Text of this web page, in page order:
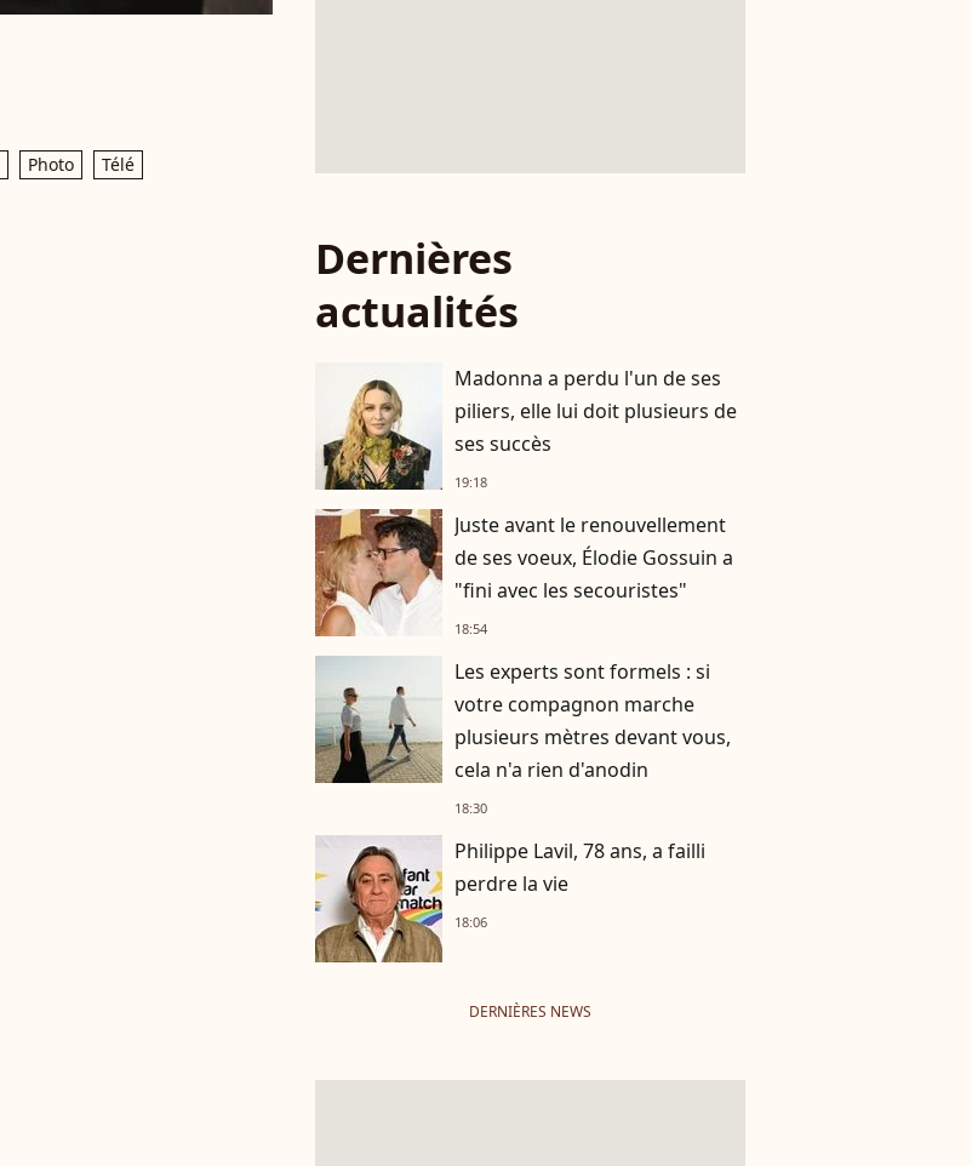
Photo
Télé
Dernières
actualités
Madonna a perdu l'un de ses
piliers, elle lui doit plusieurs de
ses succès
19:18
Juste avant le renouvellement
de ses voeux, Élodie Gossuin a
"fini avec les secouristes"
18:54
Les experts sont formels : si
votre compagnon marche
plusieurs mètres devant vous,
cela n'a rien d'anodin
18:30
Philippe Lavil, 78 ans, a failli
perdre la vie
18:06
DERNIÈRES NEWS